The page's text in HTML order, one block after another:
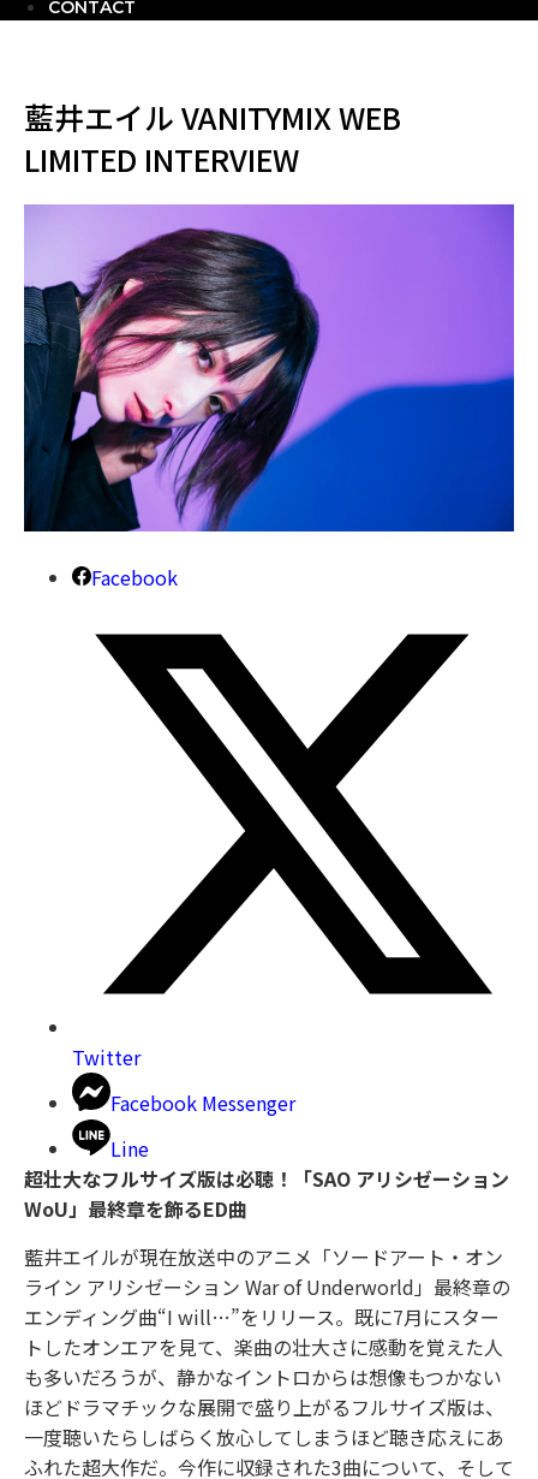
CONTACT
藍井エイル VANITYMIX WEB
LIMITED INTERVIEW
Facebook
Twitter
Facebook Messenger
Line
超壮大なフルサイズ版は必聴！「SAO アリシゼーション
WoU」最終章を飾るED曲
藍井エイルが現在放送中のアニメ「ソードアート・オン
ライン アリシゼーション War of Underworld」最終章の
エンディング曲“I will…”をリリース。既に7月にスター
トしたオンエアを見て、楽曲の壮大さに感動を覚えた人
も多いだろうが、静かなイントロからは想像もつかない
ほどドラマチックな展開で盛り上がるフルサイズ版は、
一度聴いたらしばらく放心してしまうほど聴き応えにあ
ふれた超大作だ。今作に収録された3曲について、そして